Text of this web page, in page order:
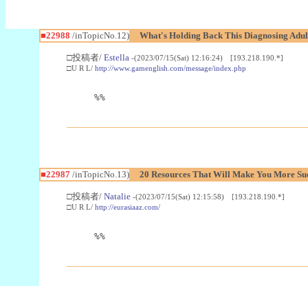
■22988 /inTopicNo.12) What's Holding Back This Diagnosing
□投稿者/ Estella -(2023/07/15(Sat) 12:16:24) [193.218.190.*]
□U R L/ http://www.gamenglish.com/message/index.php
%%
■22987/inTopicNo.13) 20 Resources That Will Make You More
□投稿者/ Natalie -(2023/07/15(Sat) 12:15:58) [193.218.190.*]
□U R L/ http://eurasiaaz.com/
%%